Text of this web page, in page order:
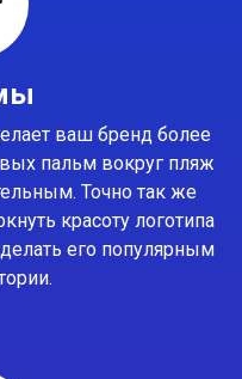
ваш бренд более
пальм вокруг пляж
Точно так же
красоту логотипа
его популярным